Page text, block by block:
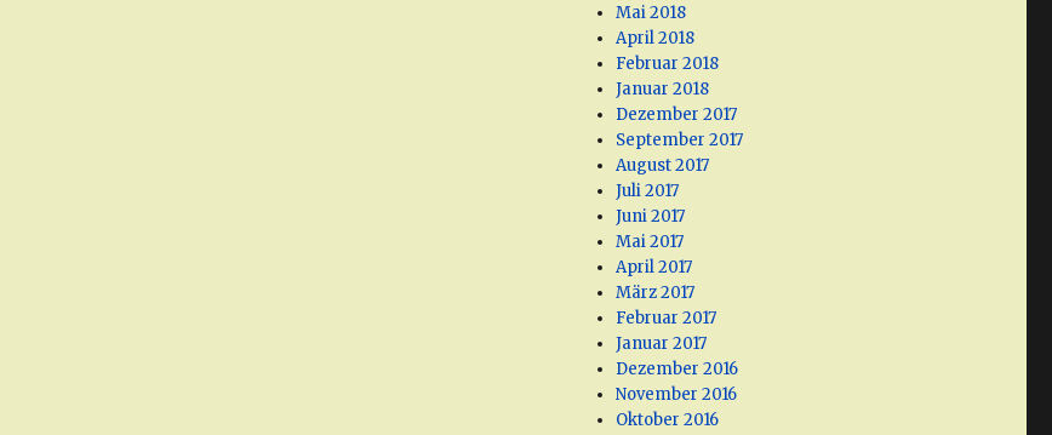
Mai 2018
April 2018
Februar 2018
Januar 2018
Dezember 2017
September 2017
August 2017
Juli 2017
Juni 2017
Mai 2017
April 2017
März 2017
Februar 2017
Januar 2017
Dezember 2016
November 2016
Oktober 2016